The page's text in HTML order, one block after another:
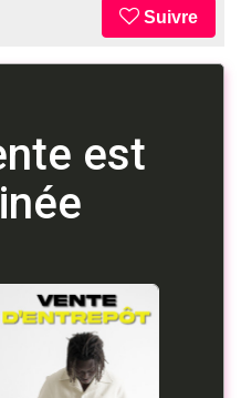
Suivre
est